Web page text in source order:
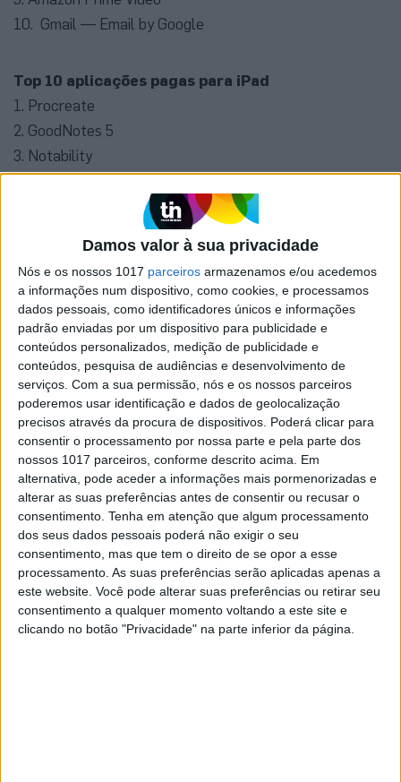
Damos valor à sua privacidade
Nós e os nossos 1017 parceiros armazenamos e/ou acedemos
a informações num dispositivo, como cookies, e processamos
dados pessoais, como identificadores únicos e informações
padrão enviadas por um dispositivo para publicidade e
conteúdos personalizados, medição de publicidade e
conteúdos, pesquisa de audiências e desenvolvimento de
serviços. Com a sua permissão, nós e os nossos parceiros
poderemos usar identificação e dados de geolocalização
precisos através da procura de dispositivos. Poderá clicar para
consentir o processamento por nossa parte e pela parte dos
nossos 1017 parceiros, conforme descrito acima. Em
alternativa, pode aceder a informações mais pormenorizadas e
alterar as suas preferências antes de consentir ou recusar o
consentimento. Tenha em atenção que algum processamento
dos seus dados pessoais poderá não exigir o seu
consentimento, mas que tem o direito de se opor a esse
processamento. As suas preferências serão aplicadas apenas a
este website. Você pode alterar suas preferências ou retirar seu
consentimento a qualquer momento voltando a este site e
clicando no botão "Privacidade" na parte inferior da página.
10. Gmail — Email by Google
Top 10 aplicações pagas para iPad
1. Procreate
2. GoodNotes 5
3. Notability
4. Duet Display
6. Toca Life: Hospital
7. LumaFusion
8. Shadowrocket
9. Affinity Designer
10. Toca Life: Vacation
Palavras-chave:
aplicações Apple TV Apple Watch appstore iPad
iphone
jogos